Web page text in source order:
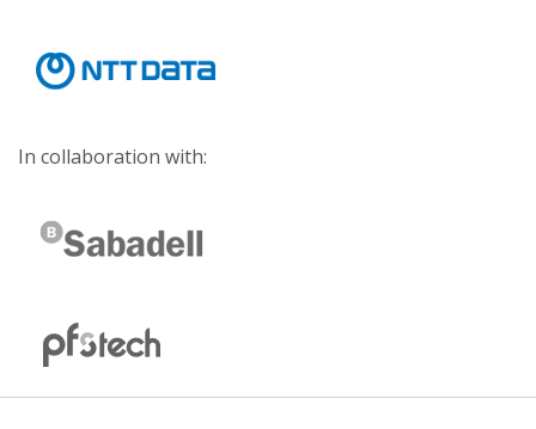
In collaboration with: